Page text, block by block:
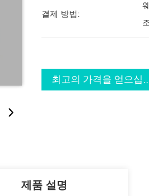
결제 방법:
최고의 가격을 얻으십
제품 설명